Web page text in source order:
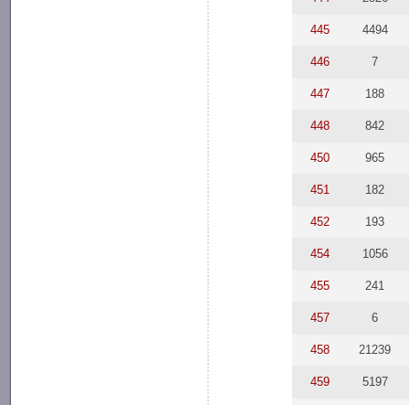
445 4494
446 7
447 188
448 842
450 965
451 182
452 193
454 1056
455 241
457 6
458 21239
459 5197